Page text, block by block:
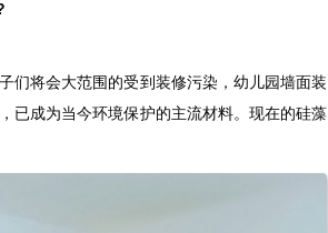
们将会大范围的受到装修污染，幼儿园墙面装
已成为当今环境保护的主流材料。现在的硅藻